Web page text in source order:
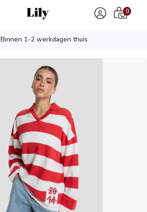
Binnen 1-2 werkdagen thuis
0